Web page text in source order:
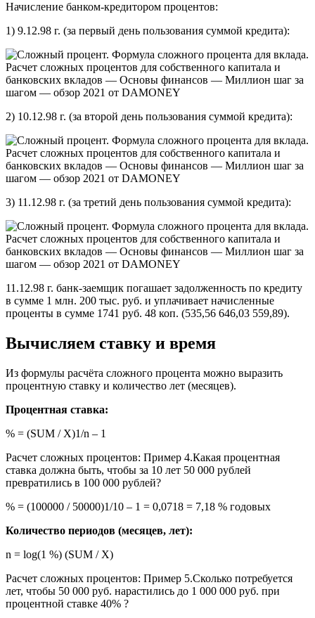
Начисление банком-кредитором процентов:
1) 9.12.98 г. (за первый день пользования суммой кредита):
2) 10.12.98 г. (за второй день пользования суммой кредита):
3) 11.12.98 г. (за третий день пользования суммой кредита):
11.12.98 г. банк-заемщик погашает задолженность по кредиту
в сумме 1 млн. 200 тыс. руб. и уплачивает начисленные
проценты в сумме 1741 руб. 48 коп. (535,56 646,03 559,89).
Вычисляем ставку и время
Из формулы расчёта сложного процента можно выразить
процентную ставку и количество лет (месяцев).
Процентная ставка:
% = (SUM / X)1/n – 1
Расчет сложных процентов: Пример 4.Какая процентная
ставка должна быть, чтобы за 10 лет 50 000 рублей
превратились в 100 000 рублей?
% = (100000 / 50000)1/10 – 1 = 0,0718 = 7,18 % годовых
Количество периодов (месяцев, лет):
n = log(1 %) (SUM / X)
Расчет сложных процентов: Пример 5.Сколько потребуется
лет, чтобы 50 000 руб. нарастились до 1 000 000 руб. при
процентной ставке 40% ?